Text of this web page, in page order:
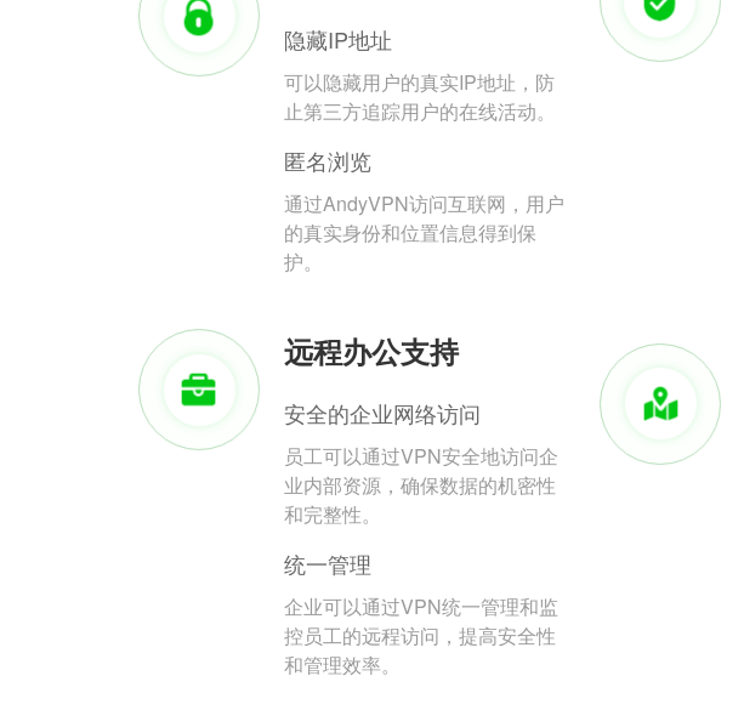
隐藏IP地址
可以隐藏用户的真实IP地址，防
止第三方追踪用户的在线活动。
匿名浏览
通过AndyVPN访问互联网，用户
的真实身份和位置信息得到保
护。
远程办公支持
安全的企业网络访问
员工可以通过VPN安全地访问企
业内部资源，确保数据的机密性
和完整性。
统一管理
企业可以通过VPN统一管理和监
控员工的远程访问，提高安全性
和管理效率。